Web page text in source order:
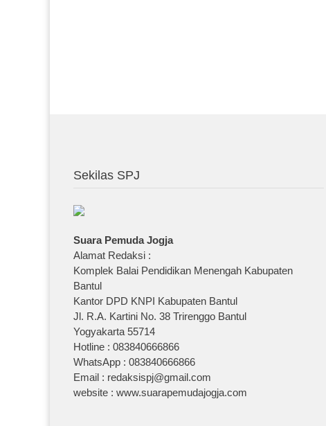
Sekilas SPJ
Suara Pemuda Jogja
Alamat Redaksi :
Komplek Balai Pendidikan Menengah Kabupaten
Bantul
Kantor DPD KNPI Kabupaten Bantul
Jl. R.A. Kartini No. 38 Trirenggo Bantul
Yogyakarta 55714
Hotline : 083840666866
WhatsApp : 083840666866
Email : redaksispj@gmail.com
website : www.suarapemudajogja.com